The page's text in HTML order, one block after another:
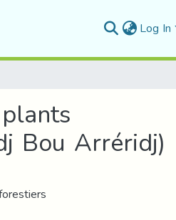
Log In
Bou Arréridj)